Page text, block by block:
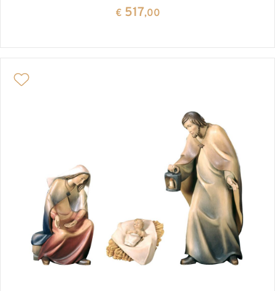
€517,00